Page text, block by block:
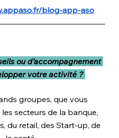
blog-app-aso
ou d’accompagnement
votre activité ?
groupes, que vous
secteurs de la banque,
du retail, des Start-up, de